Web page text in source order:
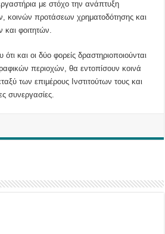
με στόχο την ανάπτυξη
κοινών προτάσεων χρηματοδότησης και
φοιτητών.
και οι δύο φορείς δραστηριοποιούνται
περιοχών, θα εντοπίσουν κοινά
των επιμέρους Ινστιτούτων τους και
συνεργασίες.